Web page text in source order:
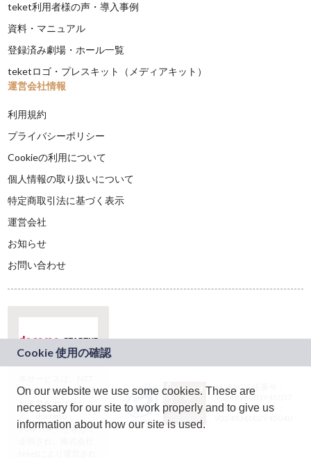
teket利用者様の声・導入事例
資料・マニュアル
登録済み劇場・ホール一覧
teketロゴ・プレスキット（メディアキット）
運営会社情報
利用規約
プライバシーポリシー
Cookieの利用について
個人情報の取り扱いについて
特定商取引法に基づく表示
運営会社
お知らせ
お問い合わせ
ドコモグループの新
規事業創出プログラ
ム「docomo
STARTUP」を通じて
JASRAC許諾番号：
9024936001Y45037
JASRAC許諾番号：
On our website we use some cookies. These are
necessary for our site to work properly and to give us
information about how our site is used.